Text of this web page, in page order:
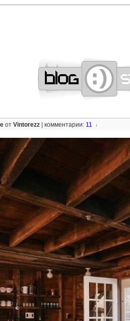
———————————————
от Vintorezz комментарии: 11 ↓